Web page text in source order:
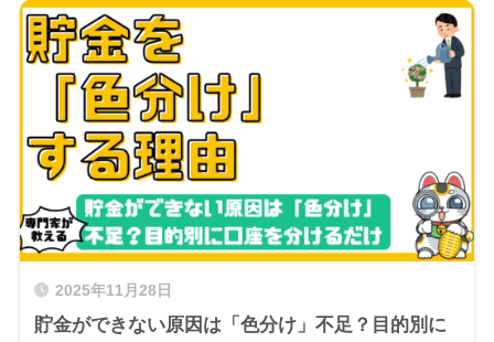
2025年11月28日
貯金ができない原因は「色分け」不足？目的別に